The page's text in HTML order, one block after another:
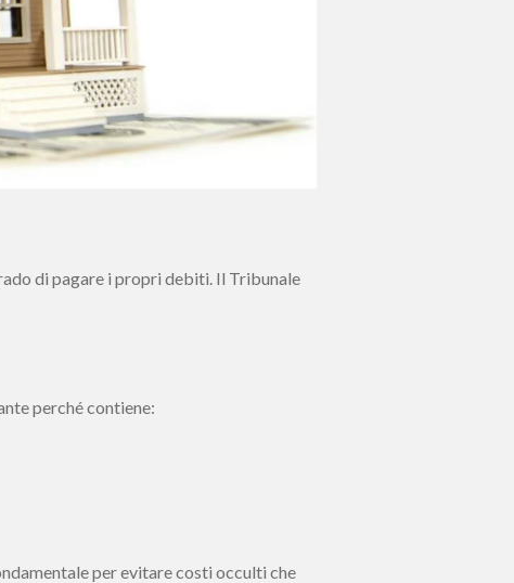
di pagare i propri debiti. Il Tribunale
perché contiene:
per evitare costi occulti che